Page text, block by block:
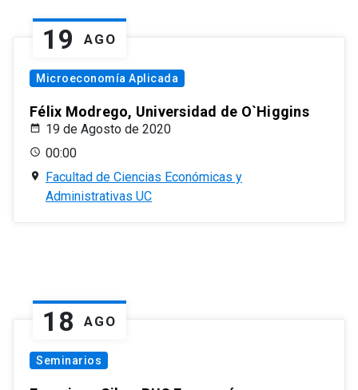
19 AGO
Microeconomía Aplicada
Félix Modrego, Universidad de O`Higgins
19 de Agosto de 2020
00:00
Facultad de Ciencias Económicas y
Administrativas UC
18 AGO
Seminarios